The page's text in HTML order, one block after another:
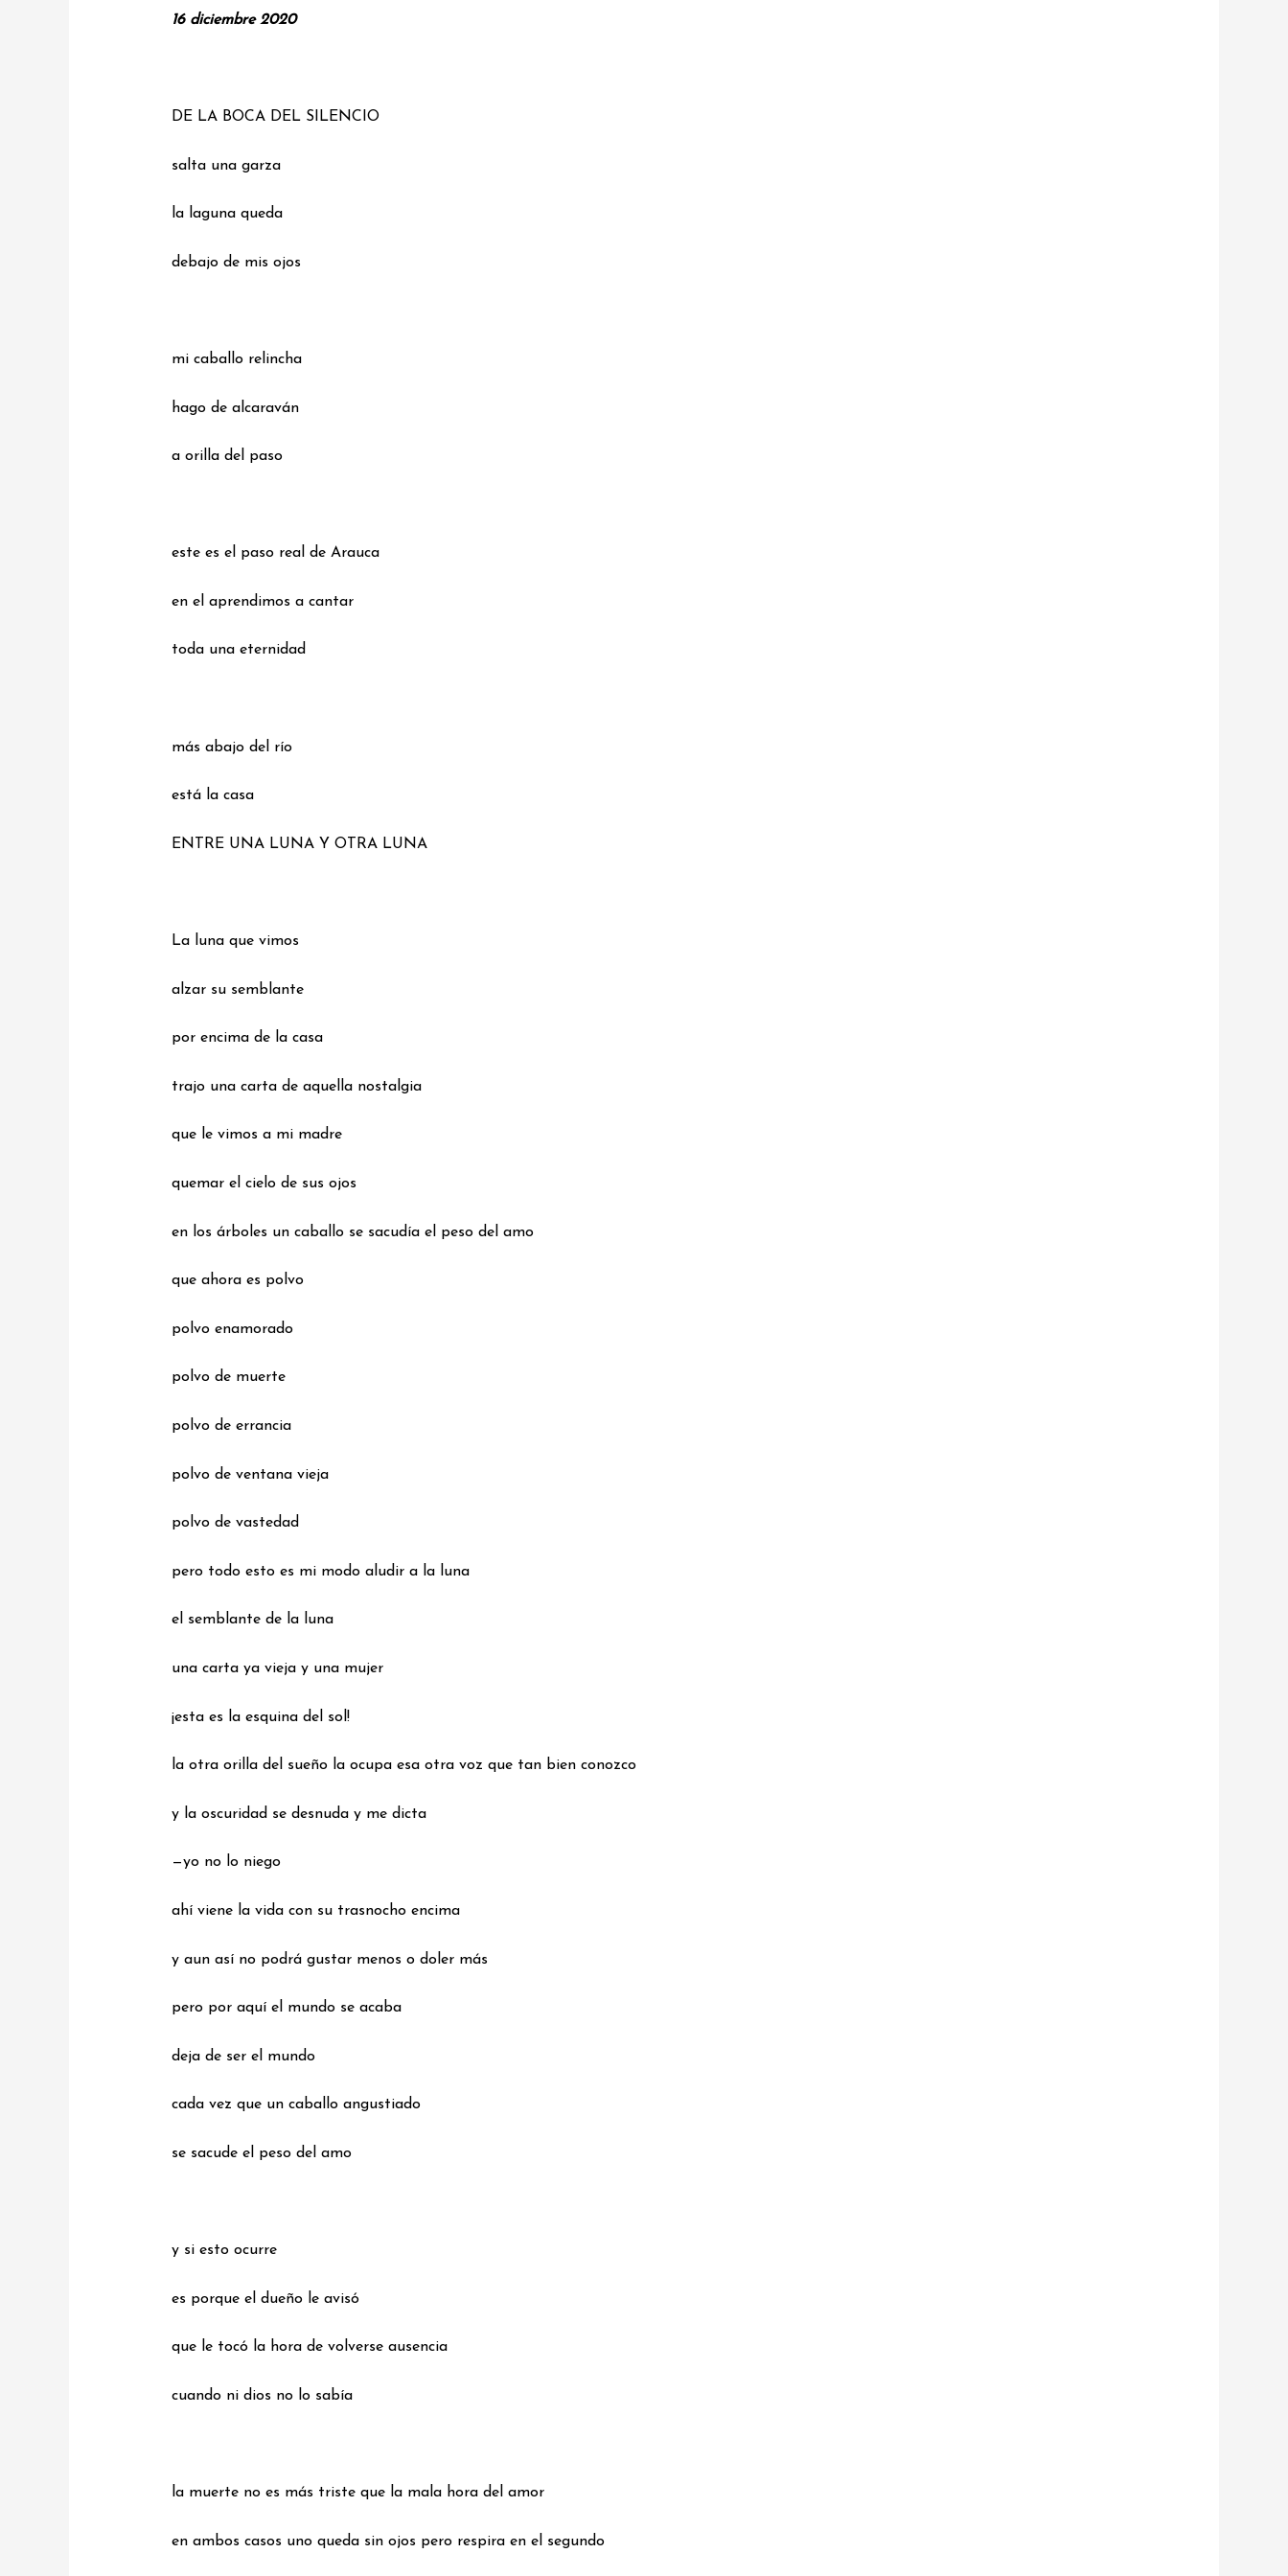
16 diciembre 2020
DE LA BOCA DEL SILENCIO
salta una garza
la laguna queda
debajo de mis ojos
mi caballo relincha
hago de alcaraván
a orilla del paso
este es el paso real de Arauca
en el aprendimos a cantar
toda una eternidad
más abajo del río
está la casa
ENTRE UNA LUNA Y OTRA LUNA
La luna que vimos
alzar su semblante
por encima de la casa
trajo una carta de aquella nostalgia
que le vimos a mi madre
quemar el cielo de sus ojos
en los árboles un caballo se sacudía el peso del amo
que ahora es polvo
polvo enamorado
polvo de muerte
polvo de errancia
polvo de ventana vieja
polvo de vastedad
pero todo esto es mi modo aludir a la luna
el semblante de la luna
una carta ya vieja y una mujer
¡esta es la esquina del sol!
la otra orilla del sueño la ocupa esa otra voz que tan bien conozco
y la oscuridad se desnuda y me dicta
—yo no lo niego
ahí viene la vida con su trasnocho encima
y aun así no podrá gustar menos o doler más
pero por aquí el mundo se acaba
deja de ser el mundo
cada vez que un caballo angustiado
se sacude el peso del amo
y si esto ocurre
es porque el dueño le avisó
que le tocó la hora de volverse ausencia
cuando ni dios no lo sabía
la muerte no es más triste que la mala hora del amor
en ambos casos uno queda sin ojos pero respira en el segundo